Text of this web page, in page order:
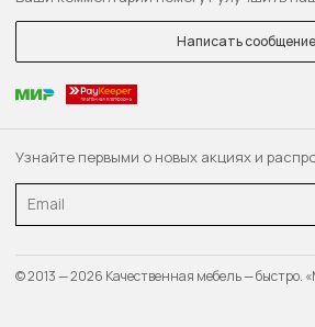
Узнайте первыми о новых акциях и
Email
Написать сообщение
© 2013 — 2026 Качественная мебель — быстро.